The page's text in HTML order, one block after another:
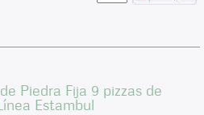
Piedra Fija 9 pizzas de
Estambul